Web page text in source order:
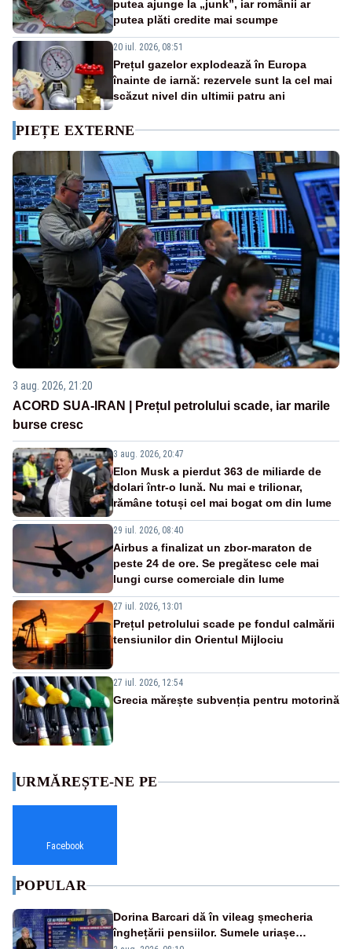
putea ajunge la „junk”, iar românii ar
putea plăti credite mai scumpe
20 iul. 2026, 08:51
Prețul gazelor explodează în Europa
înainte de iarnă: rezervele sunt la cel mai
scăzut nivel din ultimii patru ani
PIEȚE EXTERNE
3 aug. 2026, 21:20
ACORD SUA-IRAN | Prețul petrolului scade, iar marile
burse cresc
3 aug. 2026, 20:47
Elon Musk a pierdut 363 de miliarde de
dolari într-o lună. Nu mai e trilionar,
rămâne totuși cel mai bogat om din lume
29 iul. 2026, 08:40
Airbus a finalizat un zbor-maraton de
peste 24 de ore. Se pregătesc cele mai
lungi curse comerciale din lume
27 iul. 2026, 13:01
Prețul petrolului scade pe fondul calmării
tensiunilor din Orientul Mijlociu
27 iul. 2026, 12:54
Grecia mărește subvenția pentru motorină
URMĂREȘTE-NE PE
Facebook
POPULAR
Dorina Barcari dă în vileag șmecheria
înghețării pensiilor. Sumele uriașe